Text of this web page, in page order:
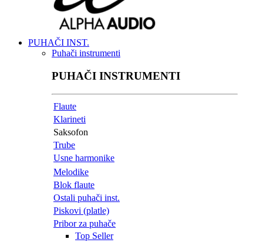
PUHAČI INST.
Puhači instrumenti
PUHAČI INSTRUMENTI
Flaute
Klarineti
Saksofon
Trube
Usne harmonike
Melodike
Blok flaute
Ostali puhači inst.
Piskovi (platle)
Pribor za puhače
Top Seller